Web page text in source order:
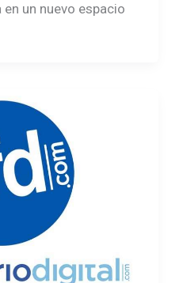
un nuevo espacio